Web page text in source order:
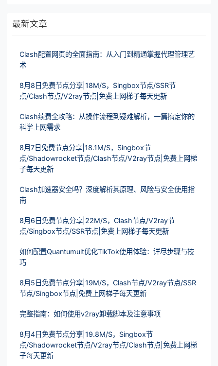
最新文章
Clash配置网页的全面指南：从入门到精通掌握代理管理艺
术
8月8日免费节点分享|18M/S，Singbox节点/SSR节
点/Clash节点/V2ray节点|免费上网梯子每天更新
Clash续费全攻略：从操作流程到疑难解析，一篇搞定你的
科学上网需求
8月7日免费节点分享|18.1M/S，Singbox节
点/Shadowrocket节点/Clash节点/V2ray节点|免费上网梯
子每天更新
Clash加速器安全吗？深度解析其原理、风险与安全使用指
南
8月6日免费节点分享|22M/S，Clash节点/V2ray节
点/Singbox节点/SSR节点|免费上网梯子每天更新
如何配置Quantumult优化TikTok使用体验：详尽步骤与技
巧
8月5日免费节点分享|19M/S，Clash节点/V2ray节点/SSR
节点/Singbox节点|免费上网梯子每天更新
完整指南：如何使用v2ray卸载脚本及注意事项
8月4日免费节点分享|19.8M/S，Singbox节
点/Shadowrocket节点/V2ray节点/Clash节点|免费上网梯
子每天更新